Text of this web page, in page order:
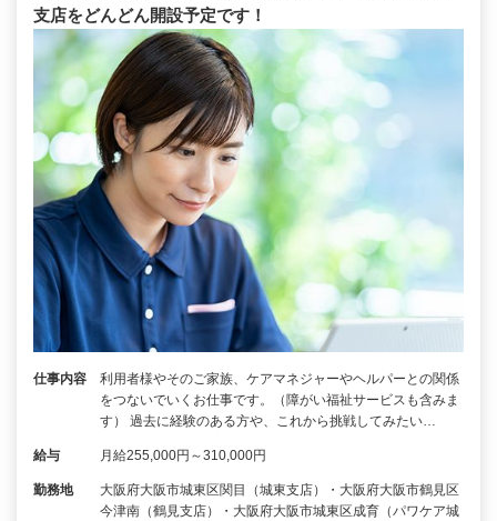
支店をどんどん開設予定です！
仕事内容
利用者様やそのご家族、ケアマネジャーやヘルパーとの関係
をつないでいくお仕事です。（障がい福祉サービスも含みま
す） 過去に経験のある方や、これから挑戦してみたい…
給与 月給255,000円～310,000円
勤務地
大阪府大阪市城東区関目（城東支店）・大阪府大阪市鶴見区
今津南（鶴見支店）・大阪府大阪市城東区成育（パワケア城